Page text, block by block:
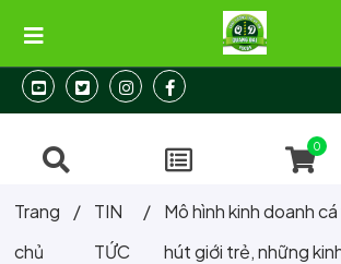
Địa chỉ: 104/31 Thành Thái, Phường 12,
Hotline:
0
Trang
chủ
/
TIN
TỨC
/
Mô hình kinh doanh
hút giới trẻ, những